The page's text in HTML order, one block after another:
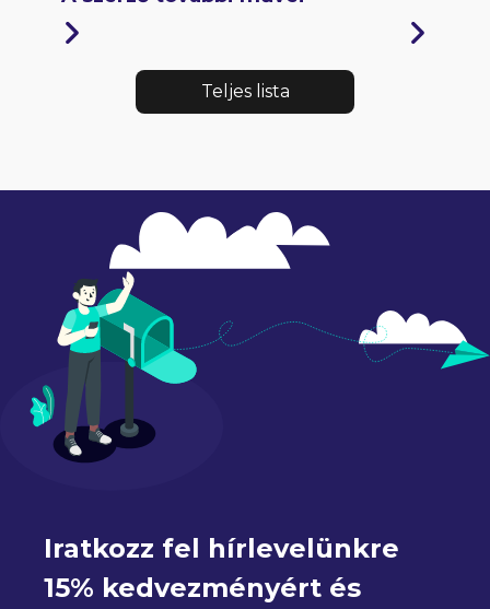
Teljes lista
Iratkozz fel hírlevelünkre
15% kedvezményért és